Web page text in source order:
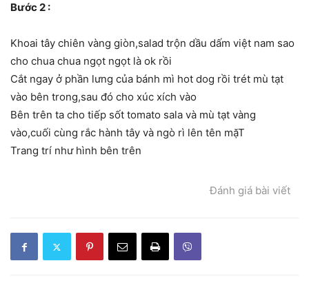
Bước 2 :
Khoai tây chiên vàng giòn,salad trộn dầu dấm việt nam sao
cho chua chua ngọt ngọt là ok rồi
Cắt ngay ở phần lưng của bánh mì hot dog rồi trét mù tạt
vào bên trong,sau đó cho xúc xích vào
Bên trên ta cho tiếp sốt tomato sala và mù tạt vàng
vào,cuối cùng rắc hành tây và ngò rì lên tên mặT
Trang trí như hình bên trên
Đánh giá bài viết